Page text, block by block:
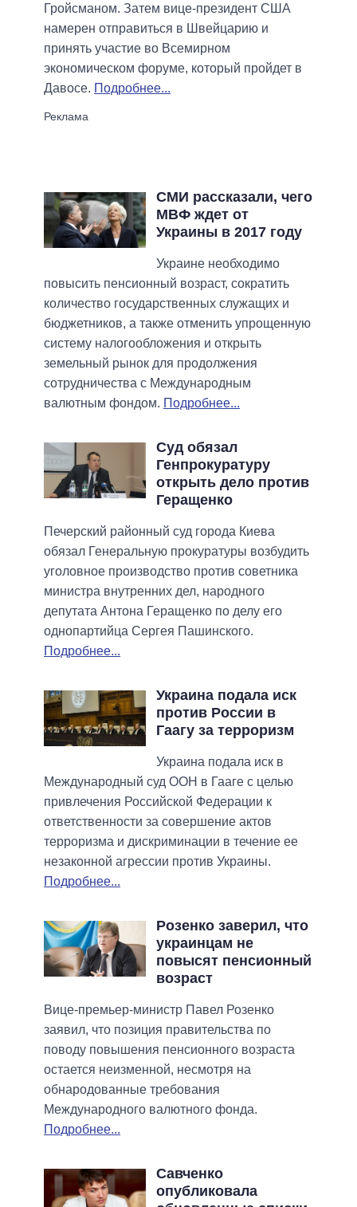
Гройсманом. Затем вице-президент США
намерен отправиться в Швейцарию и
принять участие во Всемирном
экономическом форуме, который пройдет в
Давосе. Подробнее...
СМИ рассказали, чего
МВФ ждет от
Украины в 2017 году
Украине необходимо
повысить пенсионный возраст, сократить
количество государственных служащих и
бюджетников, а также отменить упрощенную
систему налогообложения и открыть
земельный рынок для продолжения
сотрудничества с Международным
валютным фондом. Подробнее...
Суд обязал
Генпрокуратуру
открыть дело против
Геращенко
Печерский районный суд города Киева
обязал Генеральную прокуратуры возбудить
уголовное производство против советника
министра внутренних дел, народного
депутата Антона Геращенко по делу его
однопартийца Сергея Пашинского.
Подробнее...
Украина подала иск
против России в
Гаагу за терроризм
Украина подала иск в
Международный суд ООН в Гааге с целью
привлечения Российской Федерации к
ответственности за совершение актов
терроризма и дискриминации в течение ее
незаконной агрессии против Украины.
Подробнее...
Розенко заверил, что
украинцам не
повысят пенсионный
возраст
Вице-премьер-министр Павел Розенко
заявил, что позиция правительства по
поводу повышения пенсионного возраста
остается неизменной, несмотря на
обнародованные требования
Международного валютного фонда.
Подробнее...
Савченко
опубликовала